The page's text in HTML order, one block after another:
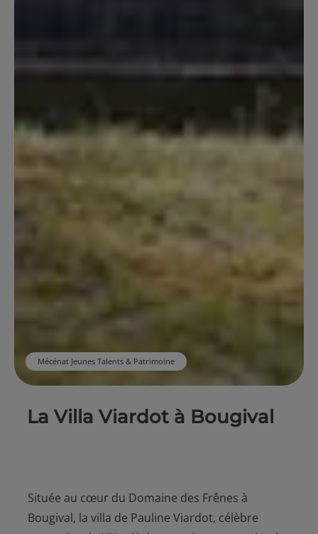
Mécénat Jeunes Talents & Patrimoine
La Villa Viardot à Bougival
Située au cœur du Domaine des Frênes à
Bougival, la villa de Pauline Viardot, célèbre